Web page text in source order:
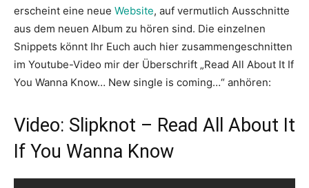
erscheint eine neue Website, auf vermutlich Ausschnitte
aus dem neuen Album zu hören sind. Die einzelnen
Snippets könnt Ihr Euch auch hier zusammengeschnitten
im Youtube-Video mir der Überschrift „Read All About It If
You Wanna Know… New single is coming…“ anhören:
Video: Slipknot – Read All About It
If You Wanna Know